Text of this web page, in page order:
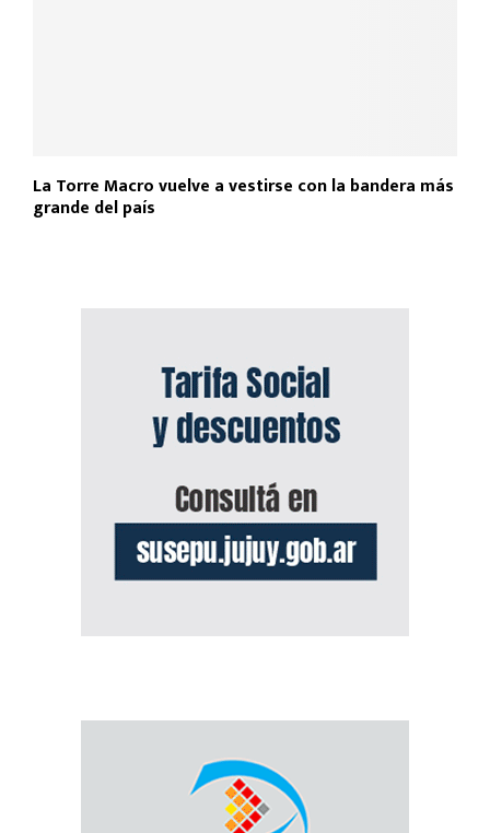
La Torre Macro vuelve a vestirse con la bandera más
grande del país